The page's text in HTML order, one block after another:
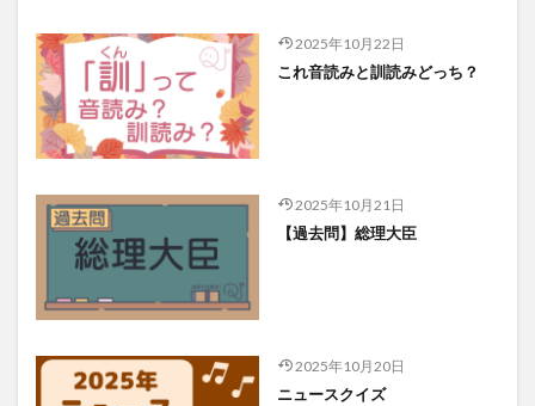
2025年10月22日
これ音読みと訓読みどっち？
2025年10月21日
【過去問】総理大臣
2025年10月20日
ニュースクイズ